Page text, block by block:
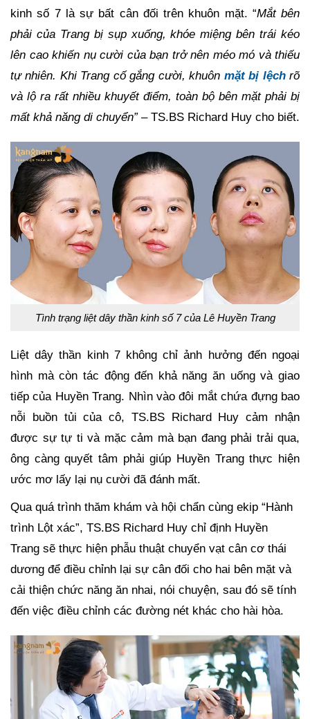
kinh số 7 là sự bất cân đối trên khuôn mặt. “Mắt bên
phải của Trang bị sụp xuống, khóe miệng bên trái kéo
lên cao khiến nụ cười của bạn trở nên méo mó và thiếu
tự nhiên. Khi Trang cố gắng cười, khuôn mặt bị lệchrõ
và lộ ra rất nhiều khuyết điểm, toàn bộ bên mặt phải bị
mất khả năng di chuyển”– TS.BS Richard Huy cho biết.
Tình trạng liệt dây thần kinh số 7 của Lê Huyền Trang
Liệt dây thần kinh 7 không chỉ ảnh hưởng đến ngoại
hình mà còn tác động đến khả năng ăn uống và giao
tiếp của Huyền Trang. Nhìn vào đôi mắt chứa đựng bao
nỗi buồn tủi của cô, TS.BS Richard Huy cảm nhận
được sự tự ti và mặc cảm mà bạn đang phải trải qua,
ông càng quyết tâm phải giúp Huyền Trang thực hiện
ước mơ lấy lại nụ cười đã đánh mất.
Qua quá trình thăm khám và hội chẩn cùng ekip “Hành
trình Lột xác”, TS.BS Richard Huy chỉ định Huyền
Trang sẽ thực hiện phẫu thuật chuyển vạt cân cơ thái
dương để điều chỉnh lại sự cân đối cho hai bên mặt và
cải thiện chức năng ăn nhai, nói chuyện, sau đó sẽ tính
đến việc điều chỉnh các đường nét khác cho hài hòa.